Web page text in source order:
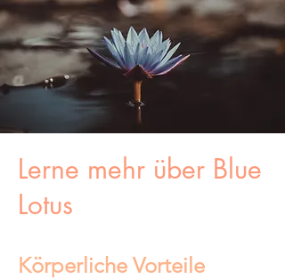
Lerne mehr über Blue
Lotus
Körperliche Vorteile